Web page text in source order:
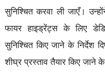
सुनिश्चित करवा ली जाएँ।
फायर हाइड्रेंट्स के लिए
सुनिश्चित किए जाने के निर्देश
शीघ्र प्रस्ताव तैयार किए जाने के